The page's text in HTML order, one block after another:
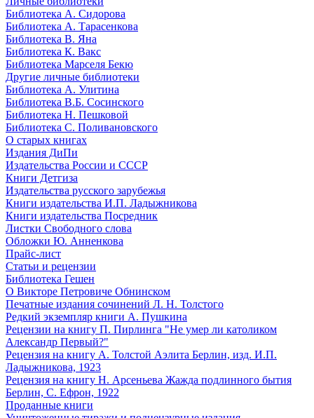
Библиотека А. Сидорова
Библиотека А. Тарасенкова
Библиотека В. Яна
Библиотека К. Вакс
Библиотека Марселя Бекю
Другие личные библиотеки
Библиотека А. Улитина
Библиотека В.Б. Сосинского
Библиотека Н. Пешковой
Библиотека С. Поливановского
О старых книгах
Издания ДиПи
Издательства России и СССР
Книги Детгиза
Издательства русского зарубежья
Книги издательства И.П. Ладыжникова
Книги издательства Посредник
Листки Свободного слова
Обложки Ю. Анненкова
Прайс-лист
Статьи и рецензии
Библиотека Гешен
О Викторе Петровиче Обнинском
Печатные издания сочинений Л. Н. Толстого
Редкий экземпляр книги А. Пушкина
Рецензии на книгу П. Пирлинга "Не умер ли католиком
Александр Первый?"
Рецензия на книгу А. Толстой Аэлита Берлин, изд. И.П.
Ладыжникова, 1923
Рецензия на книгу Н. Арсеньева Жажда подлинного бытия
Берлин, С. Ефрон, 1922
Проданные книги